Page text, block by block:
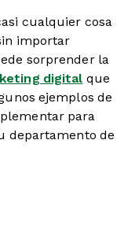
cualquier cosa
importar
sorprender la
digital que
ejemplos de
para
departamento de